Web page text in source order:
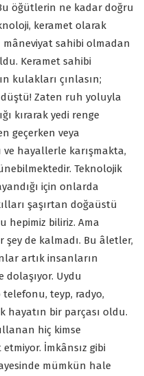
öğütlerin ne kadar doğru
keramet olarak
mâneviyat sahibi olmadan
Keramet sahibi
kulakları çınlasın;
Zaten ruh yoluyla
kırarak yedi renge
geçerken veya
hayallerle karışmakta,
Teknolojik
için onlarda
şaşırtan doğaüstü
hepimiz biliriz. Ama
şey de kalmadı. Bu âletler,
artık insanların
dolaşıyor. Uydu
teyp, radyo,
hayatın bir parçası oldu.
hiç kimse
etmiyor. İmkânsız gibi
mümkün hale